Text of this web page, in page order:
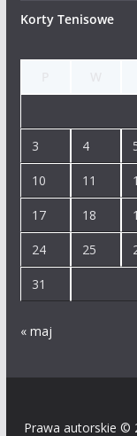
Korty Tenisowe
3 4
10 11
17 18
24 25
31
« maj
Prawa autorskie ©